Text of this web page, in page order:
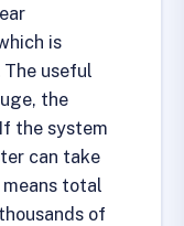
is
The useful
the
the system
can take
total
of